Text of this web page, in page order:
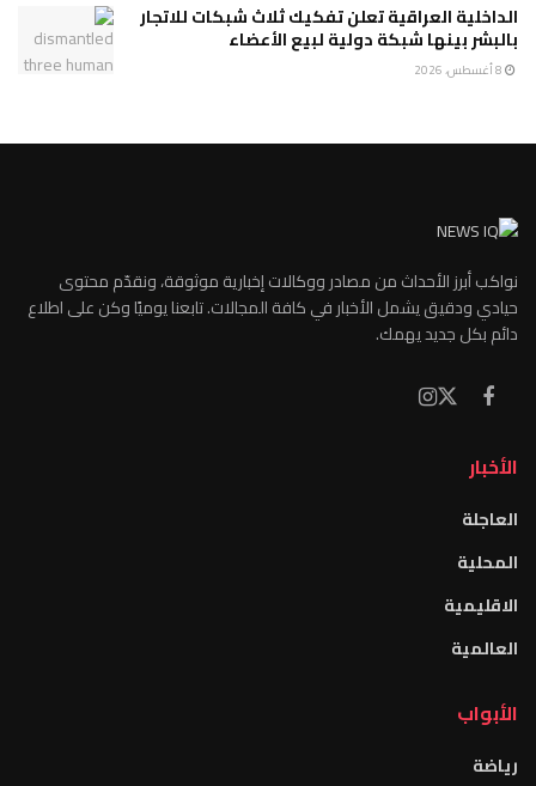
الداخلية العراقية تعلن تفكيك ثلاث شبكات للاتجار
بالبشر بينها شبكة دولية لبيع الأعضاء
نواكب أبرز الأحداث من مصادر ووكالات إخبارية موثوقة، ونقدّم محتوى
حيادي ودقيق يشمل الأخبار في كافة المجالات. تابعنا يوميًا وكن على اطلاع
دائم بكل جديد يهمك.
الأخبار
العاجلة
المحلية
الاقليمية
العالمية
الأبواب
رياضة